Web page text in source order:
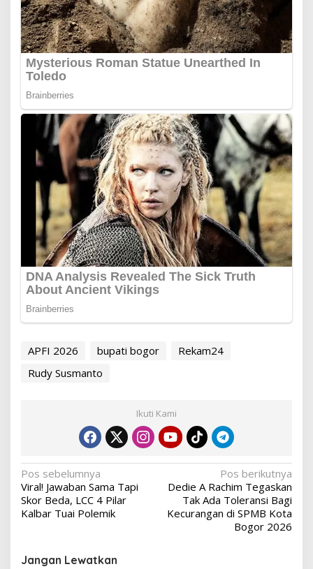
APFI 2026 bupati bogor
Rekam24
Rudy Susmanto
Ikuti Kami
Navigasi
pos
Pos sebelumnya
Viral! Jawaban Sama Tapi
Skor Beda, LCC 4 Pilar
Kalbar Tuai Polemik
Pos berikutnya
Dedie A Rachim Tegaskan
Tak Ada Toleransi Bagi
Kecurangan di SPMB Kota
Bogor 2026
Jangan Lewatkan